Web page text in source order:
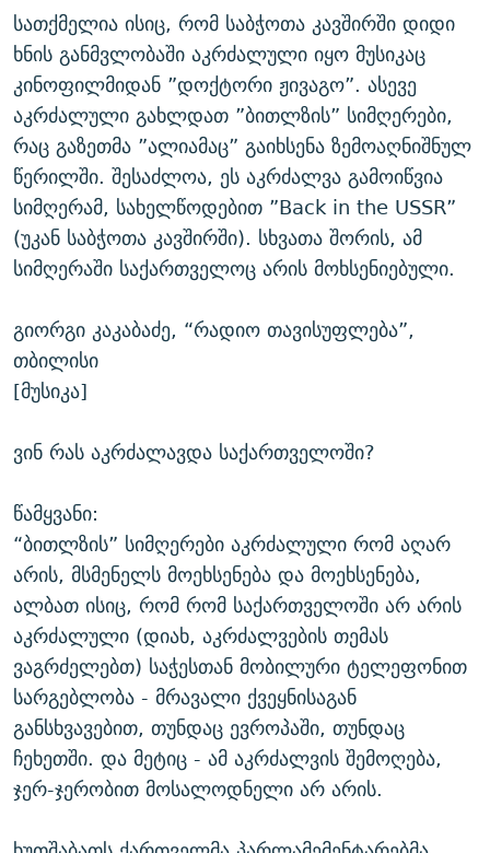
სათქმელია ისიც, რომ საბჭოთა კავშირში დიდი
ხნის განმვლობაში აკრძალული იყო მუსიკაც
კინოფილმიდან ”დოქტორი ჟივაგო”. ასევე
აკრძალული გახლდათ ”ბითლზის” სიმღერები,
რაც გაზეთმა ”ალიამაც” გაიხსენა ზემოაღნიშნულ
წერილში. შესაძლოა, ეს აკრძალვა გამოიწვია
სიმღერამ, სახელწოდებით ”Back in the USSR”
(უკან საბჭოთა კავშირში). სხვათა შორის, ამ
სიმღერაში საქართველოც არის მოხსენიებული.
გიორგი კაკაბაძე, “რადიო თავისუფლება”,
თბილისი
[მუსიკა]
ვინ რას აკრძალავდა საქართველოში?
წამყვანი:
“ბითლზის” სიმღერები აკრძალული რომ აღარ
არის, მსმენელს მოეხსენება და მოეხსენება,
ალბათ ისიც, რომ რომ საქართველოში არ არის
აკრძალული (დიახ, აკრძალვების თემას
ვაგრძელებთ) საჭესთან მობილური ტელეფონით
სარგებლობა - მრავალი ქვეყნისაგან
განსხვავებით, თუნდაც ევროპაში, თუნდაც
ჩეხეთში. და მეტიც - ამ აკრძალვის შემოღება,
ჯერ-ჯერობით მოსალოდნელი არ არის.